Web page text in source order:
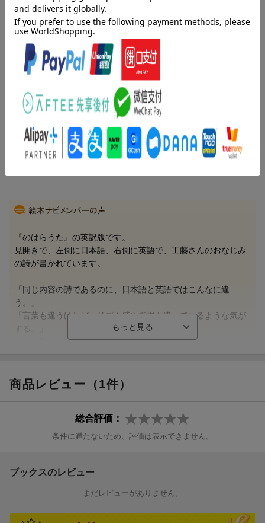
くどうなおこ（クドウナオコ）
工藤／直子。詩人、童話作家。コピーライターを経て創作に。１
９８４年『のはらうた』出版。２００８年野間児童文芸賞を受賞
エリオット，ウィリアム・Ｉ．（Elliott,William I.）（エリオッ
ト，ウィリアムＩ．）
アメリカカンザス州出身。詩人。関東学院大学名誉教授
にしはらかつまさ（ニシハラカツマサ）
た当時に掲載されていたものです）
『のはらうた』の英訳版です。
見開きで、左側に日本語、右側に英語で、工藤さんのおなじみ
の詩が書かれています。
「同じ内容の詩であるのに、日本語と英語ではこんなに違
う。」
「言葉も違うけれど、リズム感や抑揚も違っているような気が
そんな風に、両方の言葉の詩を読む人なりに楽しめば良いのだ
童話社ののホームページで、工藤直子さんと英訳したエリオッ
『おれはかまきり／I’M A PRAYING MANTIS』
『ねがいご／MY WISH』
それにしても、工藤直子さんの朗読は、あるときは格好良く、
神奈川県 男の子15歳、女の子13歳）
商品レビュー（1件）
総合評価：
条件に満たないため、評価は表示できません。
ブックスのレビュー
まだレビューがありません。